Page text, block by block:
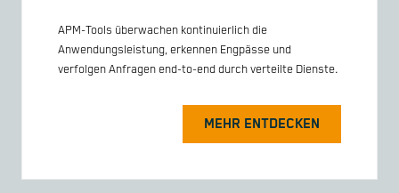
APM-Tools überwachen kontinuierlich die
Anwendungsleistung, erkennen Engpässe und
verfolgen Anfragen end-to-end durch verteilte Dienste.
MEHR ENTDECKEN